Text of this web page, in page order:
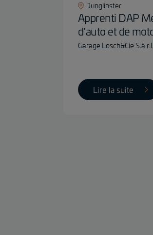
Junglinster
Apprenti DAP
d’auto et de
Garage Losch&Cie S.à r.l.
Lire la suite